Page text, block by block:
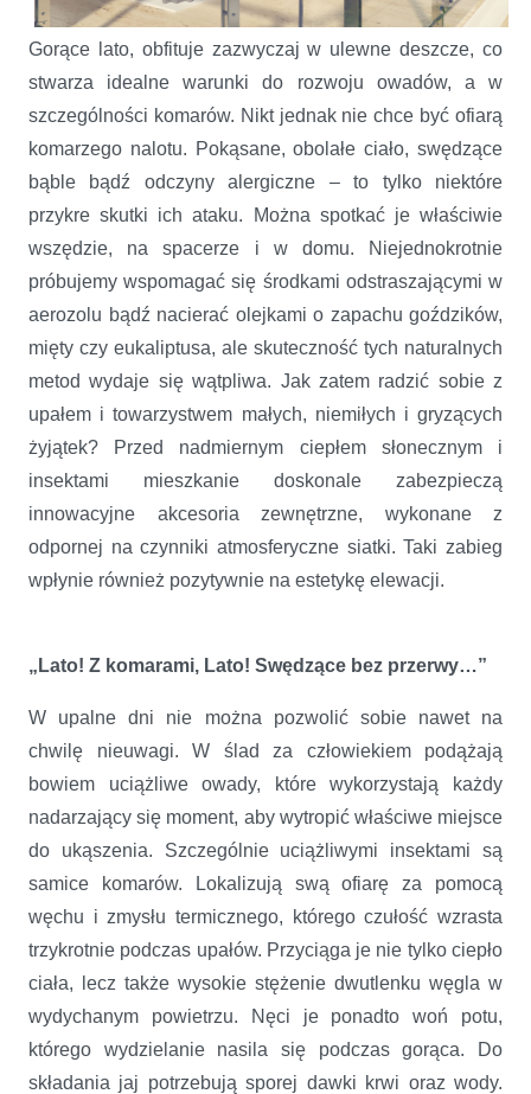
Gorące lato, obfituje zazwyczaj w ulewne deszcze, co
stwarza idealne warunki do rozwoju owadów, a w
szczególności komarów. Nikt jednak nie chce być ofiarą
komarzego nalotu. Pokąsane, obolałe ciało, swędzące
bąble bądź odczyny alergiczne – to tylko niektóre
przykre skutki ich ataku. Można spotkać je właściwie
wszędzie, na spacerze i w domu. Niejednokrotnie
próbujemy wspomagać się środkami odstraszającymi w
aerozolu bądź nacierać olejkami o zapachu goździków,
mięty czy eukaliptusa, ale skuteczność tych naturalnych
metod wydaje się wątpliwa. Jak zatem radzić sobie z
upałem i towarzystwem małych, niemiłych i gryzących
żyjątek? Przed nadmiernym ciepłem słonecznym i
insektami mieszkanie doskonale zabezpieczą
innowacyjne akcesoria zewnętrzne, wykonane z
odpornej na czynniki atmosferyczne siatki. Taki zabieg
wpłynie również pozytywnie na estetykę elewacji.
„Lato! Z komarami, Lato! Swędzące bez przerwy…”
W upalne dni nie można pozwolić sobie nawet na
chwilę nieuwagi. W ślad za człowiekiem podążają
bowiem uciążliwe owady, które wykorzystają każdy
nadarzający się moment, aby wytropić właściwe miejsce
do ukąszenia. Szczególnie uciążliwymi insektami są
samice komarów. Lokalizują swą ofiarę za pomocą
węchu i zmysłu termicznego, którego czułość wzrasta
trzykrotnie podczas upałów. Przyciąga je nie tylko ciepło
ciała, lecz także wysokie stężenie dwutlenku węgla w
wydychanym powietrzu. Nęci je ponadto woń potu,
którego wydzielanie nasila się podczas gorąca. Do
składania jaj potrzebują sporej dawki krwi oraz wody.